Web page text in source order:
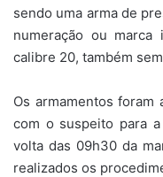
sendo uma arma de
numeração ou marca
calibre 20, também
Os armamentos foram
com o suspeito para
volta das 09h30 da
realizados os